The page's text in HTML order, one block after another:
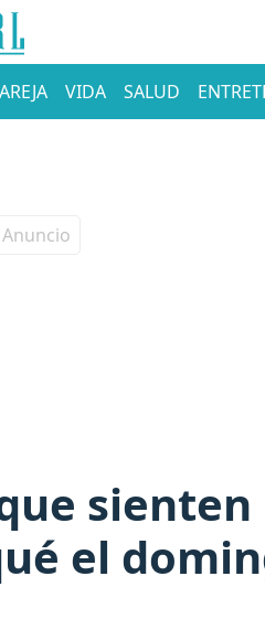
VIDA SALUD
el